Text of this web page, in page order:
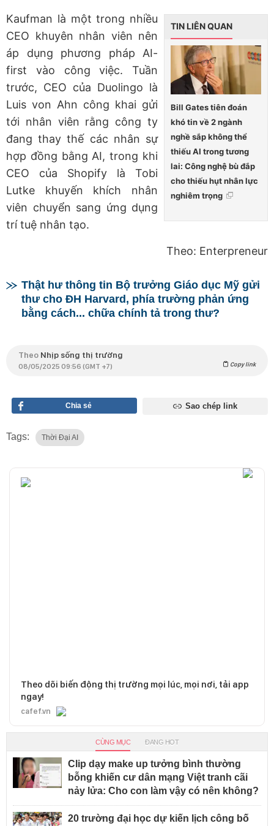
TIN LIÊN QUAN
Bill Gates tiên đoán
khó tin về 2 ngành
nghề sắp không thể
thiếu AI trong tương
lai: Công nghệ bù đắp
cho thiếu hụt nhân lực
nghiêm trọng
Kaufman là một trong nhiều
CEO khuyên nhân viên nên
áp dụng phương pháp AI-
first vào công việc. Tuần
trước, CEO của Duolingo là
Luis von Ahn công khai gửi
tới nhân viên rằng công ty
đang thay thế các nhân sự
hợp đồng bằng AI, trong khi
CEO của Shopify là Tobi
Lutke khuyến khích nhân
viên chuyển sang ứng dụng
trí tuệ nhân tạo.
Theo: Enterpreneur
Thật hư thông tin Bộ trưởng Giáo dục Mỹ gửi
thư cho ĐH Harvard, phía trường phản ứng
bằng cách... chữa chính tả trong thư?
Theo Nhịp sống thị trường
08/05/2025 09:56 (GMT +7) Copy link
Chia sẻ Sao chép link
Tags: Thời Đại AI
Theo dõi biến động thị trường mọi lúc, mọi nơi, tải app
ngay!
cafef.vn
CÙNG MỤC ĐANG HOT
Clip dạy make up tưởng bình thường
bỗng khiến cư dân mạng Việt tranh cãi
nảy lửa: Cho con làm vậy có nên không?
20 trường đại học dự kiến lịch công bố